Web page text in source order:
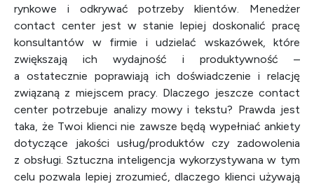
rynkowe i odkrywać potrzeby klientów. Menedżer
contact center jest w stanie lepiej doskonalić pracę
konsultantów w firmie i udzielać wskazówek, które
zwiększają ich wydajność i produktywność –
a ostatecznie poprawiają ich doświadczenie i relację
związaną z miejscem pracy. Dlaczego jeszcze contact
center potrzebuje analizy mowy i tekstu? Prawda jest
taka, że Twoi klienci nie zawsze będą wypełniać ankiety
dotyczące jakości usług/produktów czy zadowolenia
z obsługi. Sztuczna inteligencja wykorzystywana w tym
celu pozwala lepiej zrozumieć, dlaczego klienci używają